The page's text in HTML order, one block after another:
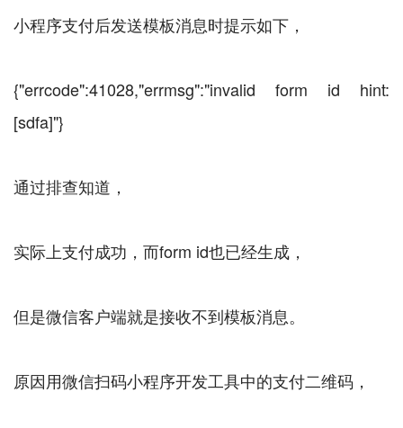
小程序支付后发送模板消息时提示如下，
{"errcode":41028,"errmsg":"invalid form id hint:
[sdfa]"}
通过排查知道，
实际上支付成功，而form id也已经生成，
但是微信客户端就是接收不到模板消息。
原因用微信扫码小程序开发工具中的支付二维码，